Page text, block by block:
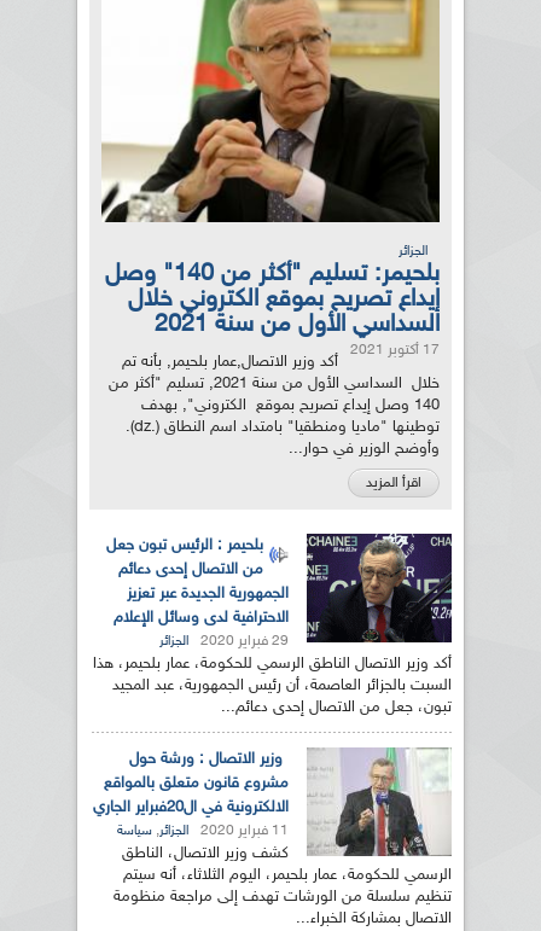
الجزائر
بلحيمر: تسليم "أكثر من 140" وصل
إيداع تصريح بموقع الكتروني خلال
السداسي الأول من سنة 2021
17 أكتوبر 2021
أكد وزير الاتصال,عمار بلحيمر, بأنه تم
خلال السداسي الأول من سنة 2021, تسليم "أكثر من
140 وصل إيداع تصريح بموقع الكتروني", بهدف
توطينها "ماديا ومنطقيا" بامتداد اسم النطاق (.dz).
وأوضح الوزير في حوار...
اقرأ المزيد
بلحيمر : الرئيس تبون جعل
من الاتصال إحدى دعائم
الجمهورية الجديدة عبر تعزيز
الاحترافية لدى وسائل الإعلام
29 فبراير 2020 الجزائر
أكد وزير الاتصال الناطق الرسمي للحكومة، عمار بلحيمر، هذا
السبت بالجزائر العاصمة، أن رئيس الجمهورية، عبد المجيد
تبون، جعل من الاتصال إحدى دعائم...
وزير الاتصال : ورشة حول
مشروع قانون متعلق بالمواقع
الالكترونية في ال20فبراير الجاري
11 فبراير 2020 الجزائر, سياسة
كشف وزير الاتصال، الناطق
الرسمي للحكومة، عمار بلحيمر، اليوم الثلاثاء، أنه سيتم
تنظيم سلسلة من الورشات تهدف إلى مراجعة منظومة
الاتصال بمشاركة الخبراء...